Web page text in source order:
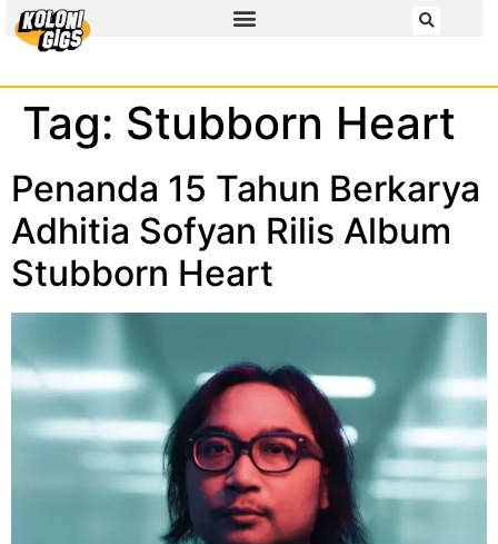
Tag: Stubborn Heart
Penanda 15 Tahun Berkarya
Adhitia Sofyan Rilis Album
Stubborn Heart